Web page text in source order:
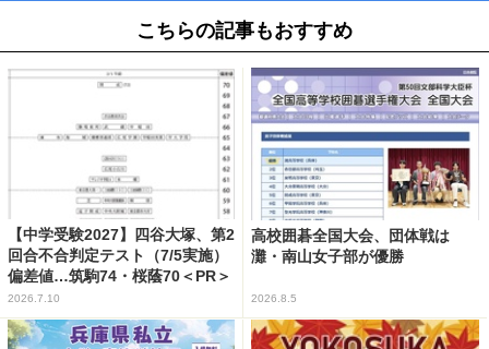
こちらの記事もおすすめ
【中学受験2027】四谷大塚、第2
回合不合判定テスト（7/5実施）
偏差値…筑駒74・桜蔭70＜PR＞
2026.7.10
高校囲碁全国大会、団体戦は
灘・南山女子部が優勝
2026.8.5